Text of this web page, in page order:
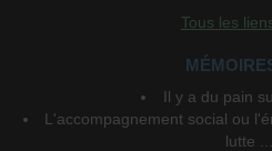
Tous les
Il y a du pain
L'accompagnement social ou
lutte ...